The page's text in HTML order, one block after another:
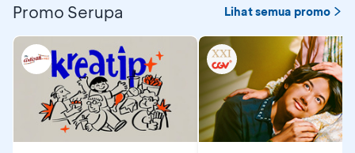
Promo Serupa Lihat semua promo